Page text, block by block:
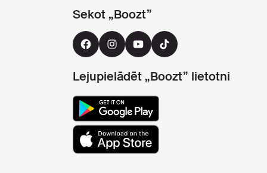
Sekot „Boozt”
Lejupielādēt „Boozt” lietotni